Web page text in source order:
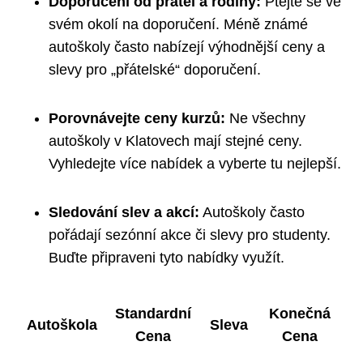
svém okolí na doporučení. Méně známé
autoškoly často nabízejí výhodnější ceny a
slevy pro „přátelské“ doporučení.
Porovnávejte ceny kurzů: Ne všechny
autoškoly v Klatovech mají stejné ceny.
Vyhledejte více nabídek a vyberte tu nejlepší.
Sledování slev a akcí: Autoškoly často
pořádají sezónní akce či slevy pro studenty.
Buďte připraveni tyto nabídky využít.
Autoškola
Standardní
Cena
Sleva
Konečná
Cena